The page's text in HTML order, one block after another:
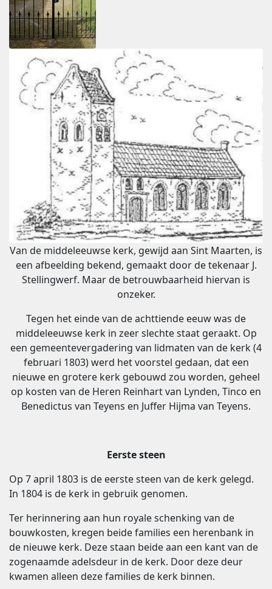
Van de middeleeuwse kerk, gewijd aan Sint Maarten, is
een afbeelding bekend, gemaakt door de tekenaar J.
Stellingwerf. Maar de betrouwbaarheid hiervan is
onzeker.
Tegen het einde van de achttiende eeuw was de
middeleeuwse kerk in zeer slechte staat geraakt. Op
een gemeentevergadering van lidmaten van de kerk (4
februari 1803) werd het voorstel gedaan, dat een
nieuwe en grotere kerk gebouwd zou worden, geheel
op kosten van de Heren Reinhart van Lynden, Tinco en
Benedictus van Teyens en Juffer Hijma van Teyens.
Eerste steen
Op 7 april 1803 is de eerste steen van de kerk gelegd.
In 1804 is de kerk in gebruik genomen.
Ter herinnering aan hun royale schenking van de
bouwkosten, kregen beide families een herenbank in
de nieuwe kerk. Deze staan beide aan een kant van de
zogenaamde adelsdeur in de kerk. Door deze deur
kwamen alleen deze families de kerk binnen.